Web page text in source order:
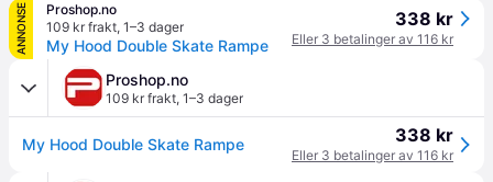
ANNONSE
Proshop.no
109 kr frakt, 1–3 dager
My Hood Double Skate Rampe
338 kr
Eller 3 betalinger av 116 kr
Proshop.no
109 kr frakt, 1–3 dager
My Hood Double Skate Rampe 338 kr
Eller 3 betalinger av 116 kr